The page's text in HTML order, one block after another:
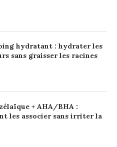
hydratant : hydrater les
sans graisser les racines
+ AHA/BHA :
les associer sans irriter la